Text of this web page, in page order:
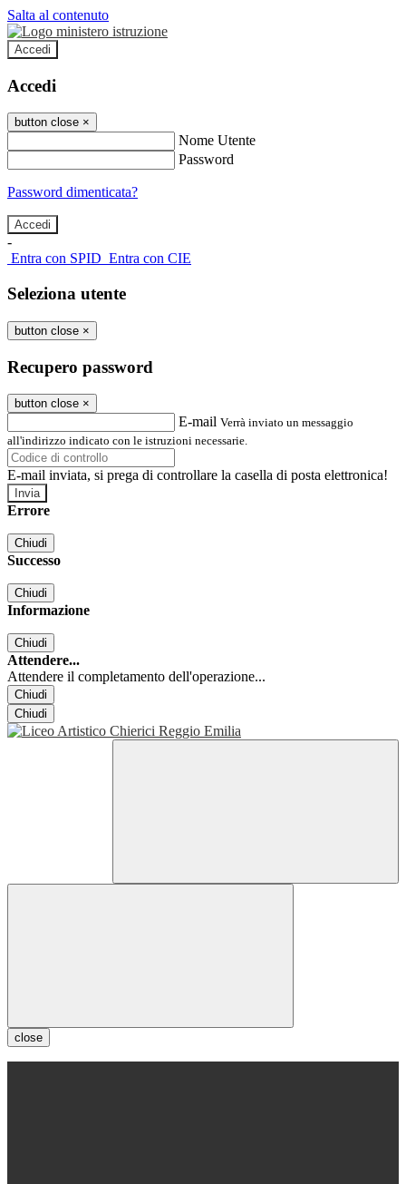
Salta al contenuto
Accedi
Accedi
button close ×
Nome Utente
Password
Password dimenticata?
-
Entra con SPID Entra con CIE
Seleziona utente
button close ×
Recupero password
button close ×
E-mail Verrà inviato un messaggio
all'indirizzo indicato con le istruzioni necessarie.
E-mail inviata, si prega di controllare la casella di posta elettronica!
Errore
Chiudi
Successo
Chiudi
Informazione
Chiudi
Attendere...
Attendere il completamento dell'operazione...
Chiudi
Chiudi
close